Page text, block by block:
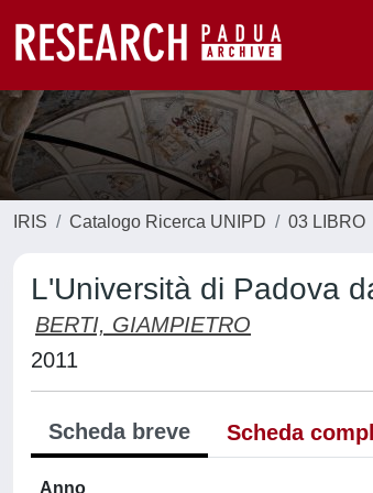
IRIS Catalogo Ricerca UNIPD 03 LIBRO
L'Università di Padova
BERTI, GIAMPIETRO
2011
Scheda breve Scheda
Anno